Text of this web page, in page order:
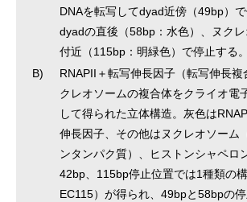
DNAを転写してdyad近傍（49bp）で
dyadの直後（58bp：水色）、ヌク
付近（115bp：明緑色）で停止する。
B)
RNAPII＋転写伸長因子（転写伸長複
クレオソームの複合体をクライオ電
して得られた立体構造。灰色は
伸長因子、その他はヌクレオソーム
ンタンパク質）、ヒストンシャペロ
42bp、115bp停止位置では1種類の構
EC115）が得られ、49bpと58bpの